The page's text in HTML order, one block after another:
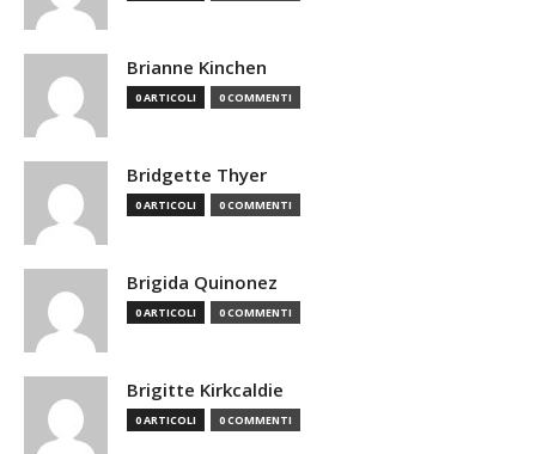
Brianne Kinchen
0 ARTICOLI 0 COMMENTI
Bridgette Thyer
0 ARTICOLI 0 COMMENTI
Brigida Quinonez
0 ARTICOLI 0 COMMENTI
Brigitte Kirkcaldie
0 ARTICOLI 0 COMMENTI